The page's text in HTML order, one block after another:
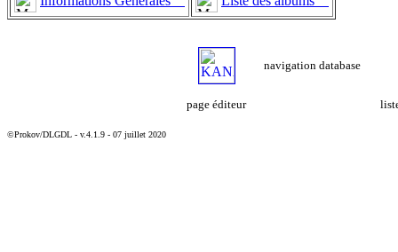
navigation database
page éditeur
©Prokov/DLGDL - v.4.1.9 - 07 juillet 2020